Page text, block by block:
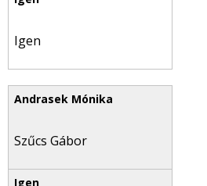
Igen
Szűcs Gábor